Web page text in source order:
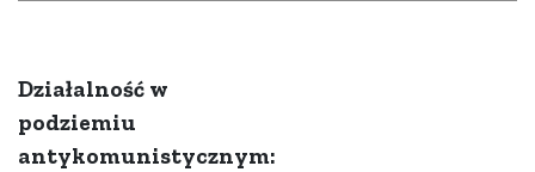
Działalność w
podziemiu
antykomunistycznym: